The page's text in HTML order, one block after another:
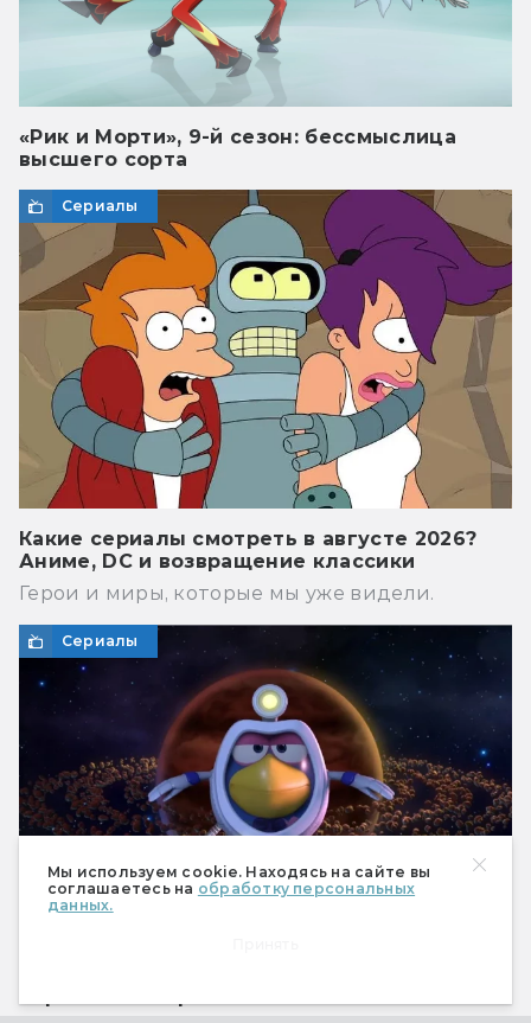
Мы используем cookie. Находясь на сайте вы
соглашаетесь на обработку персональных
данных.
«Рик и Морти», 9-й сезон: бессмыслица
высшего сорта
Сериалы
Какие сериалы смотреть в августе 2026?
Аниме, DC и возвращение классики
Герои и миры, которые мы уже видели.
Сериалы